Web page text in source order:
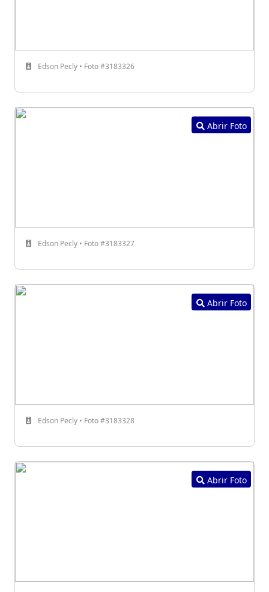
Edson Pecly • Foto #3183326
Abrir Foto
Edson Pecly • Foto #3183327
Abrir Foto
Edson Pecly • Foto #3183328
Abrir Foto